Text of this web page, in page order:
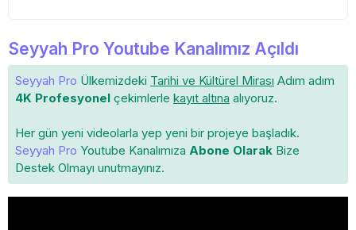
Seyyah Pro Youtube Kanalımız Açıldı
Seyyah Pro Ülkemizdeki Tarihi ve Kültürel Mirası Adım adım
4K Profesyonel çekimlerle kayıt altına alıyoruz.
Her gün yeni videolarla yep yeni bir projeye başladık.
Seyyah Pro Youtube Kanalımıza Abone Olarak Bize
Destek Olmayı unutmayınız.